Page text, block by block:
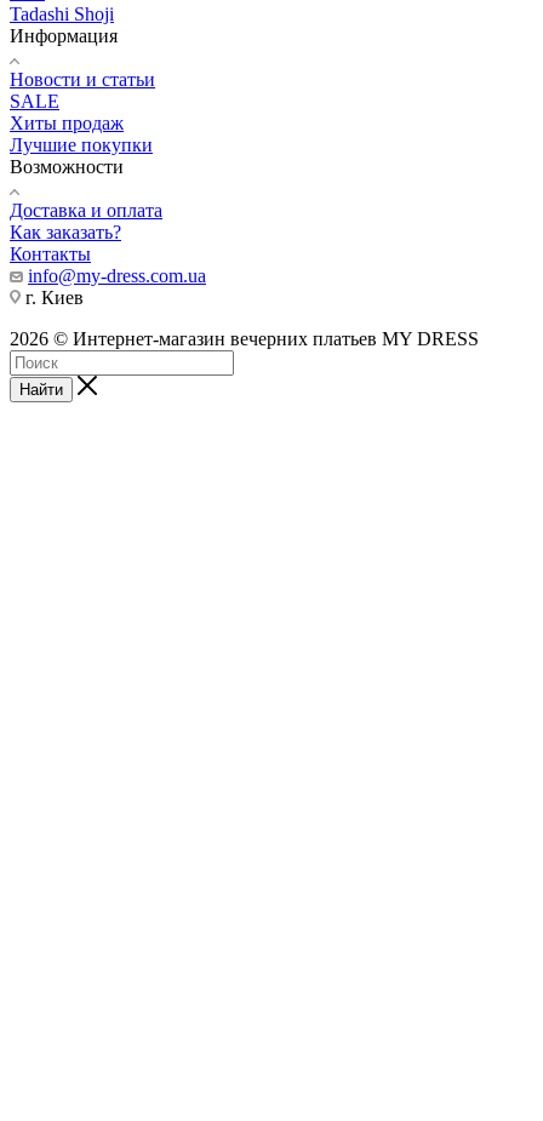
Tadashi Shoji
Информация
Новости и статьи
SALE
Хиты продаж
Лучшие покупки
Возможности
Доставка и оплата
Как заказать?
Контакты
info@my-dress.com.ua
г. Киев
2026 © Интернет-магазин вечерних платьев MY DRESS
Найти